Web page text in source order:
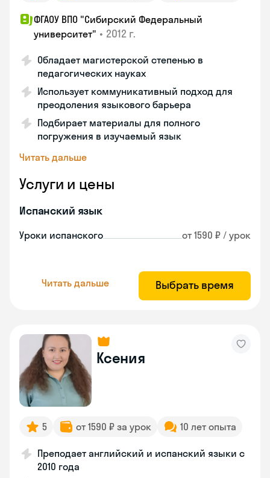
ФГАОУ ВПО "Сибирский Федеральный
университет" • 2012 г.
Обладает магистерской степенью в
педагогических науках
Использует коммуникативный подход для
преодоления языкового барьера
Подбирает материалы для полного
погружения в изучаемый язык
Читать дальше
Услуги и цены
Испанский язык
Уроки испанского от 1590 ₽ / урок
Читать дальше Выбрать время
Ксения
5 от 1590 ₽ за урок 10 лет опыта
Преподает английский и испанский языки с
2010 года